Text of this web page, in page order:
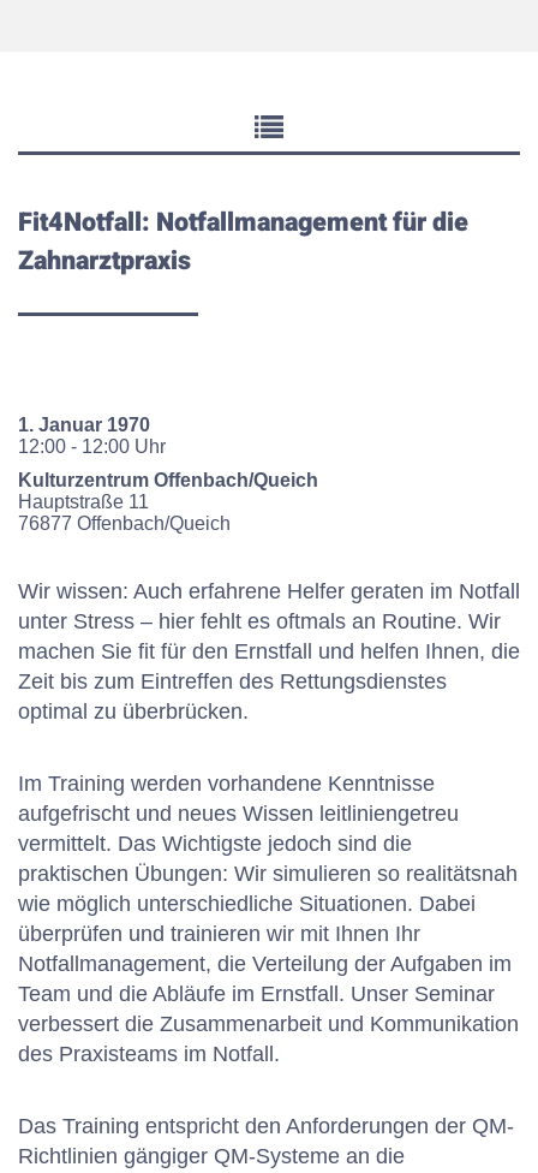
Fit4Notfall: Notfallmanagement für die
Zahnarztpraxis
1. Januar 1970
12:00 - 12:00 Uhr
Kulturzentrum Offenbach/Queich
Hauptstraße 11
76877 Offenbach/Queich
Wir wissen: Auch erfahrene Helfer geraten im Notfall
unter Stress – hier fehlt es oftmals an Routine. Wir
machen Sie fit für den Ernstfall und helfen Ihnen, die
Zeit bis zum Eintreffen des Rettungsdienstes
optimal zu überbrücken.
Im Training werden vorhandene Kenntnisse
aufgefrischt und neues Wissen leitliniengetreu
vermittelt. Das Wichtigste jedoch sind die
praktischen Übungen: Wir simulieren so realitätsnah
wie möglich unterschiedliche Situationen. Dabei
überprüfen und trainieren wir mit Ihnen Ihr
Notfallmanagement, die Verteilung der Aufgaben im
Team und die Abläufe im Ernstfall. Unser Seminar
verbessert die Zusammenarbeit und Kommunikation
des Praxisteams im Notfall.
Das Training entspricht den Anforderungen der QM-
Richtlinien gängiger QM-Systeme an die